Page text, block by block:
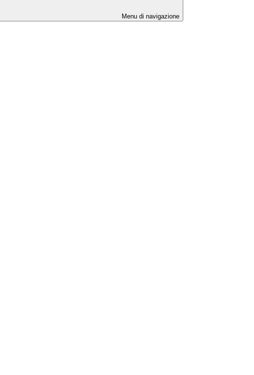
Menu di navigazione